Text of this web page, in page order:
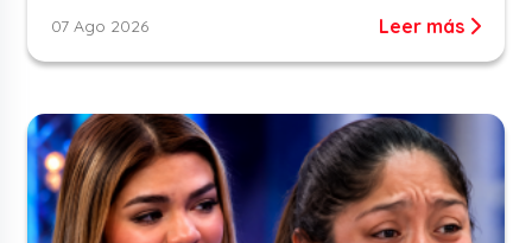
07 Ago 2026 Leer más